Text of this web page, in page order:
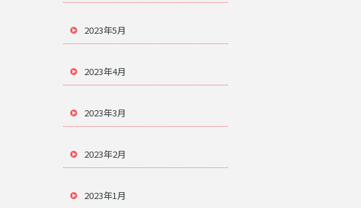
2023年5月
2023年4月
2023年3月
2023年2月
2023年1月